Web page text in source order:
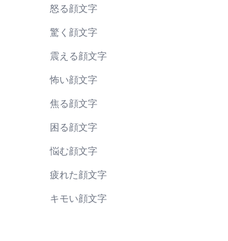
怒る顔文字
驚く顔文字
震える顔文字
怖い顔文字
焦る顔文字
困る顔文字
悩む顔文字
疲れた顔文字
キモい顔文字